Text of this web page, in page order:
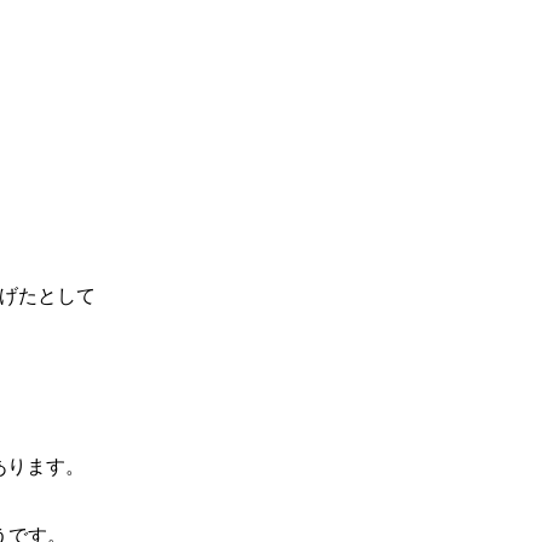
たとして
ます。
す。